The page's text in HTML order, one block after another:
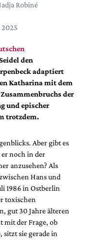
Robiné
2025
den
adaptiert
Katharina mit dem
der
und epischer
trotzdem.
Aber gibt es
noch in der
anzusehen? Als
Hans und
1986 in Ostberlin
toxischen
gut 30 Jahre älteren
mit der Frage, ob
sitzt sie gerade in